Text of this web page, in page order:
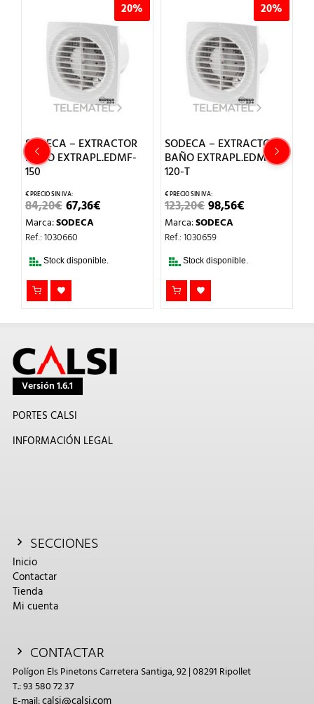
20%
SODECA – EXTRACTOR
BAÑO EXTRAPL.EDMF-
150
84,20€EL
PRECIO
ORIGINAL
ERA:
67,36€
Marca:SODECA
Ref.: 1030660
Stock disponible.
20%
SODECA – EXTRACTOR
BAÑO EXTRAPL.EDMF-
120-T
123,20€EL
PRECIO
ORIGINAL
ERA:
98,56€
Marca:SODECA
Ref.: 1030659
Stock disponible.
Versión 1.6.1
PORTES CALSI
INFORMACIÓN LEGAL
SECCIONES
Inicio
Contactar
Tienda
Mi cuenta
CONTACTAR
Polígon Els Pinetons Carretera Santiga, 92 | 08291 Ripollet
T.: 93 580 72 37